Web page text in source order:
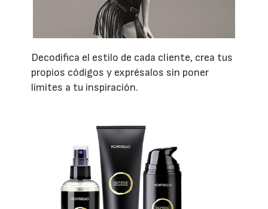
Decodifica el estilo de cada cliente, crea tus
propios códigos y exprésalos sin poner
límites a tu inspiración.